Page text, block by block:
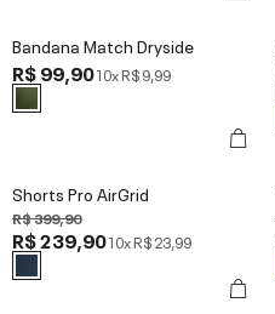
Bandana Match Dryside
R$ 99,9010xR$ 9,99
Shorts Pro AirGrid
R$ 399,90
R$ 239,9010xR$ 23,99